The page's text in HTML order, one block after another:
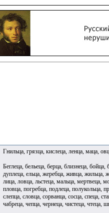
Гнильца, грязца, кислеца, ленца, маца,
Беглеца, бельеца, берца, близнеца,
дуплеца, ельца, жеребца, живца, жильца,
лица, ловца, льстеца, мальца, мертвеца,
пловца, погребца, подлеца, полукольца,
слепца, словца, сорванца, сосца, спеца,
чабреца, чепца, чернеца, чистеца,